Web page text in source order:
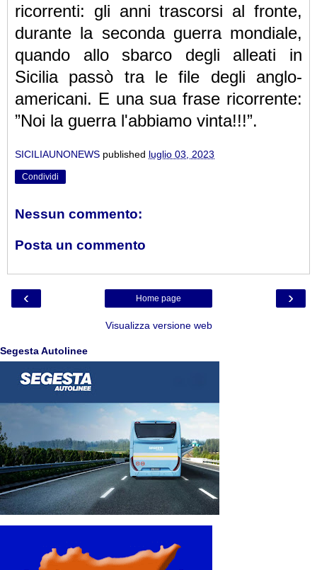
ricorrenti: gli anni trascorsi al fronte,
durante la seconda guerra mondiale,
quando allo sbarco degli alleati in
Sicilia passò tra le file degli anglo-
americani. E una sua frase ricorrente:
”Noi la guerra l'abbiamo vinta!!!”.
SICILIAUNONEWS published luglio 03, 2023
Condividi
Nessun commento:
Posta un commento
‹ ›
Home page
Visualizza versione web
Segesta Autolinee